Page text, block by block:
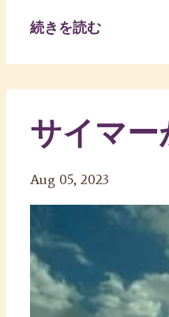
続きを読む
サイマー
Aug 05, 2023